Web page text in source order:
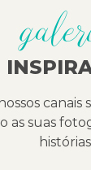
canais
as suas